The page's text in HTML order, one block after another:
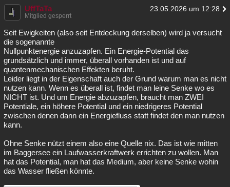
UffTaTa 23.05.2026 um 12:28
Mitglied gesperrt
Seit Ewigkeiten (also seit Entdeckung derselben) wird ja versucht
die sogenannte
Nullpunktenergie anzuzapfen. Ein Energie-Potential das
grundsätzlich und immer, überall vorhanden ist und auf
quantenmechanischen Effekten beruht.
Leider liegt in der Eigenschaft auch der Grund warum man es nicht
nutzen kann. Wenn es überall ist, findet man leine Senke wo es
NICHT ist. Und um Energie abzuzapfen, braucht man ZWEI
Potentiale, ein höhere Potential und ein niedrigeres Potential
zwischen denen dann ein Energiefluss statt findet den man nutzen
kann.
Ohne Senke nützt einem also eine Quelle nix. Das ist wie mitten
im Baggersee ein Laufwasserkraftwerk errichten zu wollen. Man
hat das Potential, man hat das Medium, aber keine Senke wohin
das Wasser fließen könnte.